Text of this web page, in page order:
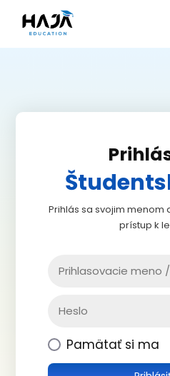
Prihlás sa svojim menom
prístup k
Pamätať si ma